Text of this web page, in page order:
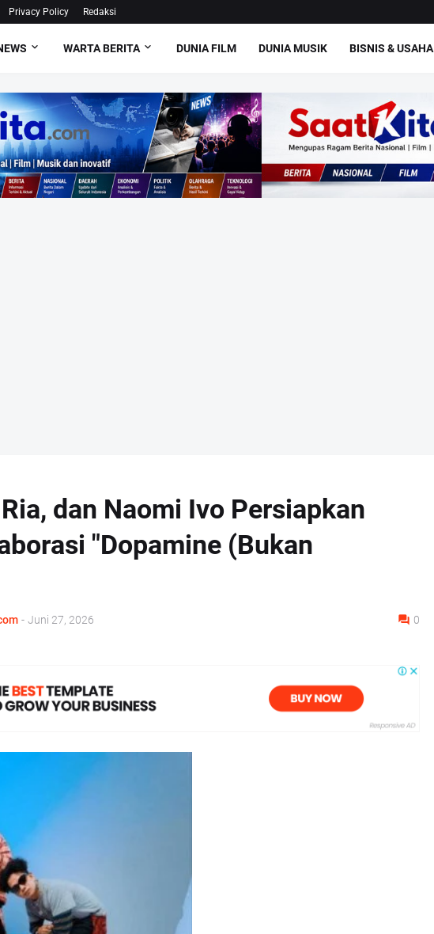
Privacy Policy Redaksi
WARTA BERITA DUNIA FILM DUNIA MUSIK BISNIS & USAHA
dan Naomi Ivo Persiapkan
"Dopamine (Bukan
- Juni 27, 2026 0